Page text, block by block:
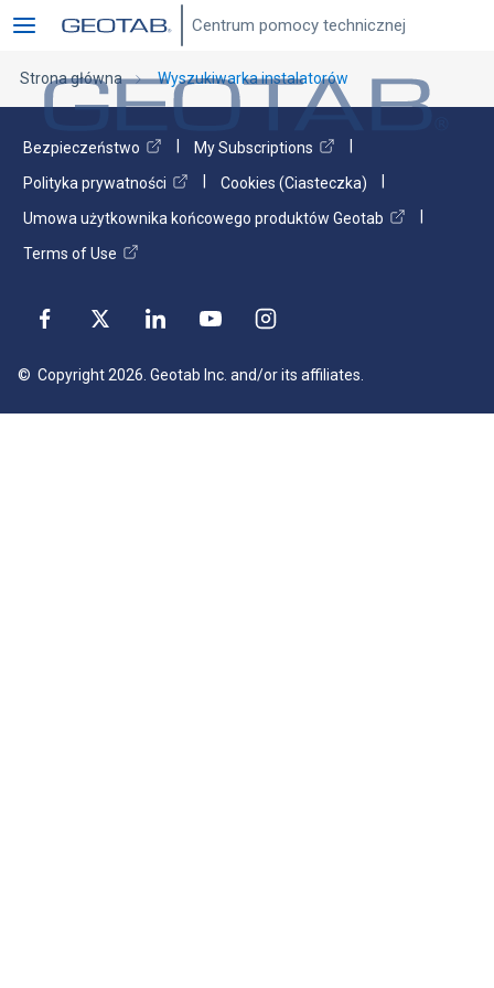
Centrum pomocy technicznej
Wyszukiwarka instalatorów
Strona główna Wyszukiwarka instalatorów
Bezpieczeństwo
My Subscriptions
Polityka prywatności
Cookies (Ciasteczka)
Umowa użytkownika końcowego produktów Geotab
Terms of Use
© Copyright2026 . Geotab Inc. and/or its affiliates.